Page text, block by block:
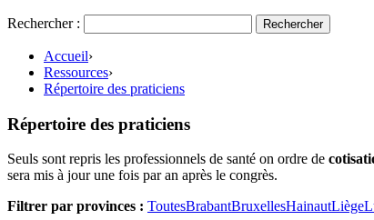
Rechercher :
Accueil›
Ressources›
Répertoire des praticiens
Répertoire des praticiens
Seuls sont repris les professionnels de santé on ordre de
sera mis à jour une fois par an après le congrès.
Filtrer par provinces : ToutesBrabantBruxellesHainautLiège